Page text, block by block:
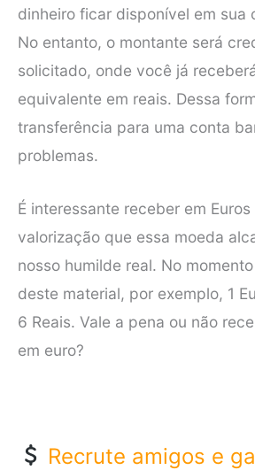
dinheiro ficar disponível em sua
No entanto, o montante será
solicitado, onde você já
equivalente em reais. Dessa
transferência para uma conta
problemas.
É interessante receber em
valorização que essa moeda
nosso humilde real. No
deste material, por exemplo, 1
6 Reais. Vale a pena ou não
em euro?
Recrute amigos e